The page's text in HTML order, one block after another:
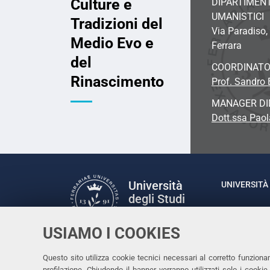
USIAMO I COOKIES
Questo sito utilizza cookie tecnici necessari al corretto
Culture e
Tradizioni del
Medio Evo e
del
Rinascimento
UMANISTICI
Via Paradiso,
Ferrara
Prof. Sandro
MANAGER
Dott.ssa
Università
degli Studi
UNIVERSITÀ
Rettrice: